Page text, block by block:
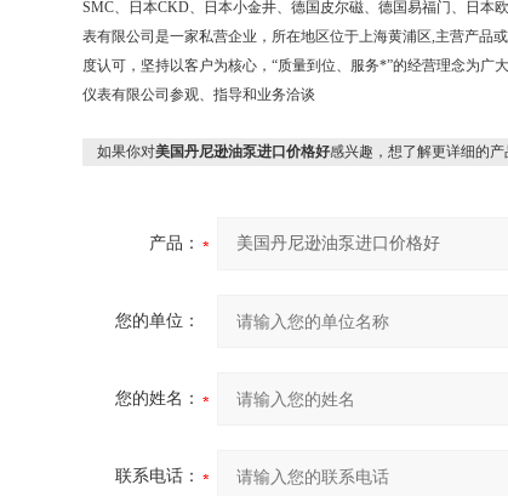
SMC、日本CKD、日本小金井、德国皮尔磁、德国易福门、日
表有限公司是一家私营企业，所在地区位于上海黄浦区,主营产品
度认可，坚持以客户为核心，“质量到位、服务*”的经营理念为
仪表有限公司参观、指导和业务洽谈
如果你对美国丹尼逊油泵进口价格好感兴趣，想了解更详细的
产品：
您的单位：
您的姓名：
联系电话：